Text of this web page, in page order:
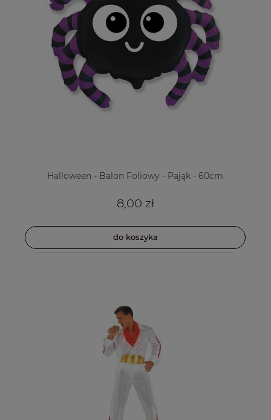
Halloween - Balon Foliowy - Pająk - 60cm
8,00 zł
do koszyka